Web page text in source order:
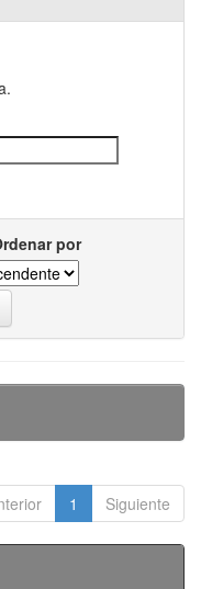
por
1 Siguiente